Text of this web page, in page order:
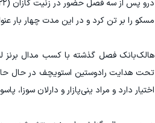
مسکو را بر تن کرد و در این مدت چهار بار
هالک‌بانک فصل گذشته با کسب مدال برنز
تحت هدایت رادوستین استویچف در حال
اختیار دارد و مراد ینی‌پازار و دارلان سوزا،